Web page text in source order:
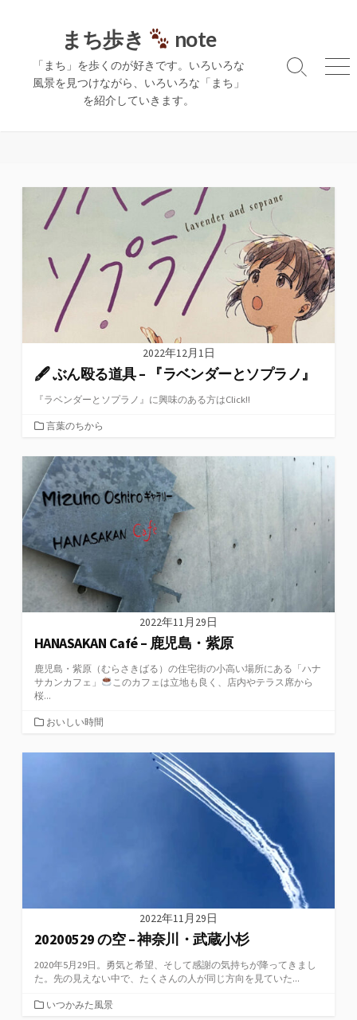
ス
まち歩き note
「まち」を歩くのが好きです。いろいろな
風景を見つけながら、いろいろな「まち」
を紹介していきます。
検
メ
2022年12月1日
🖋 ぶん殴る道具 – 『ラベンダーとソプラノ』
『ラベンダーとソプラノ』に興味のある方はClick!!
カ
ゴ
リ
ー
言葉のちから
2022年11月29日
HANASAKAN Café – 鹿児島・紫原
鹿児島・紫原（むらさきばる）の住宅街の小高い場所にある「ハナ
サカンカフェ」
このカフェは立地も良く、店内やテラス席から
桜...
カ
ゴ
おいしい時間
2022年11月29日
20200529 の空 – 神奈川・武蔵小杉
2020年5月29日。勇気と希望、そして感謝の気持ちが降ってきまし
た。先の見えない中で、たくさんの人が同じ方向を見ていた...
カいつかみた風景